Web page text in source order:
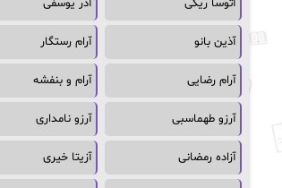
آتوسا ریگی آذر یوسفی
آذین بانو آرام رستگار
آرام رضایی آرام و بنفشه
آرزو طهماسبی آرزو نامداری
آزاده رمضانی آزیتا خیری